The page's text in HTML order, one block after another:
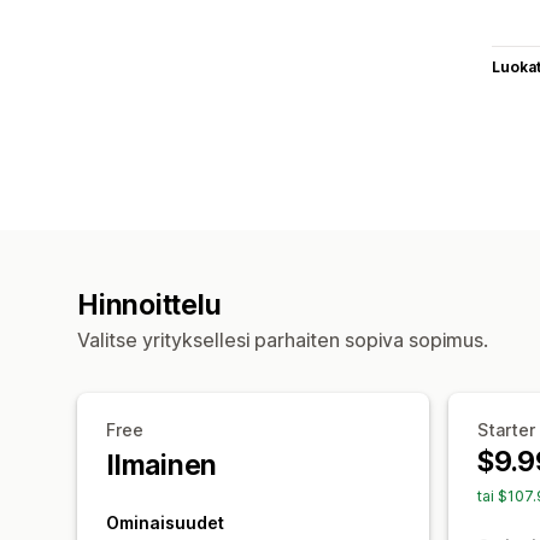
Luokat
Hinnoittelu
Valitse yrityksellesi parhaiten sopiva sopimus.
Free
Ilmainen
Ominaisuudet
Starter
tai